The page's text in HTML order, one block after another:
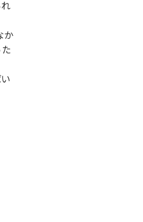
か